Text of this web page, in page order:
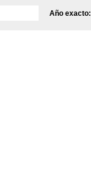
Año exacto: